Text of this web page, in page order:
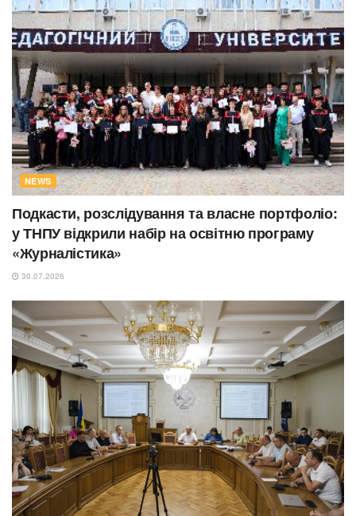
NEWS
Подкасти, розслідування та власне портфоліо:
у ТНПУ відкрили набір на освітню програму
«Журналістика»
30.07.2026